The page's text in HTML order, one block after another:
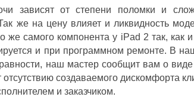
зависят от степени поломки и
же на цену влияет и ликвидность
же самого компонента у iPad 2 так,
и при программном ремонте. В
наш мастер сообщит вам о
отсутствию создаваемого дискомфорта
и заказчиком.